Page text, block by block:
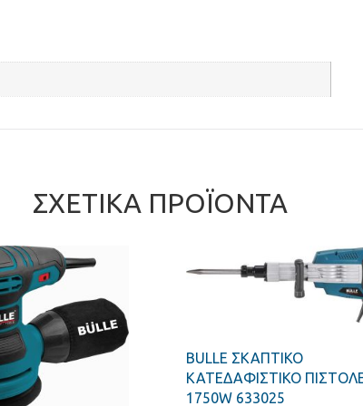
ΣΧΕΤΙΚΆ ΠΡΟΪΌΝΤΑ
BULLE ΣΚΑΠΤΙΚΟ
ΚΑΤΕΔΑΦΙΣΤΙΚΟ
1750W 633025